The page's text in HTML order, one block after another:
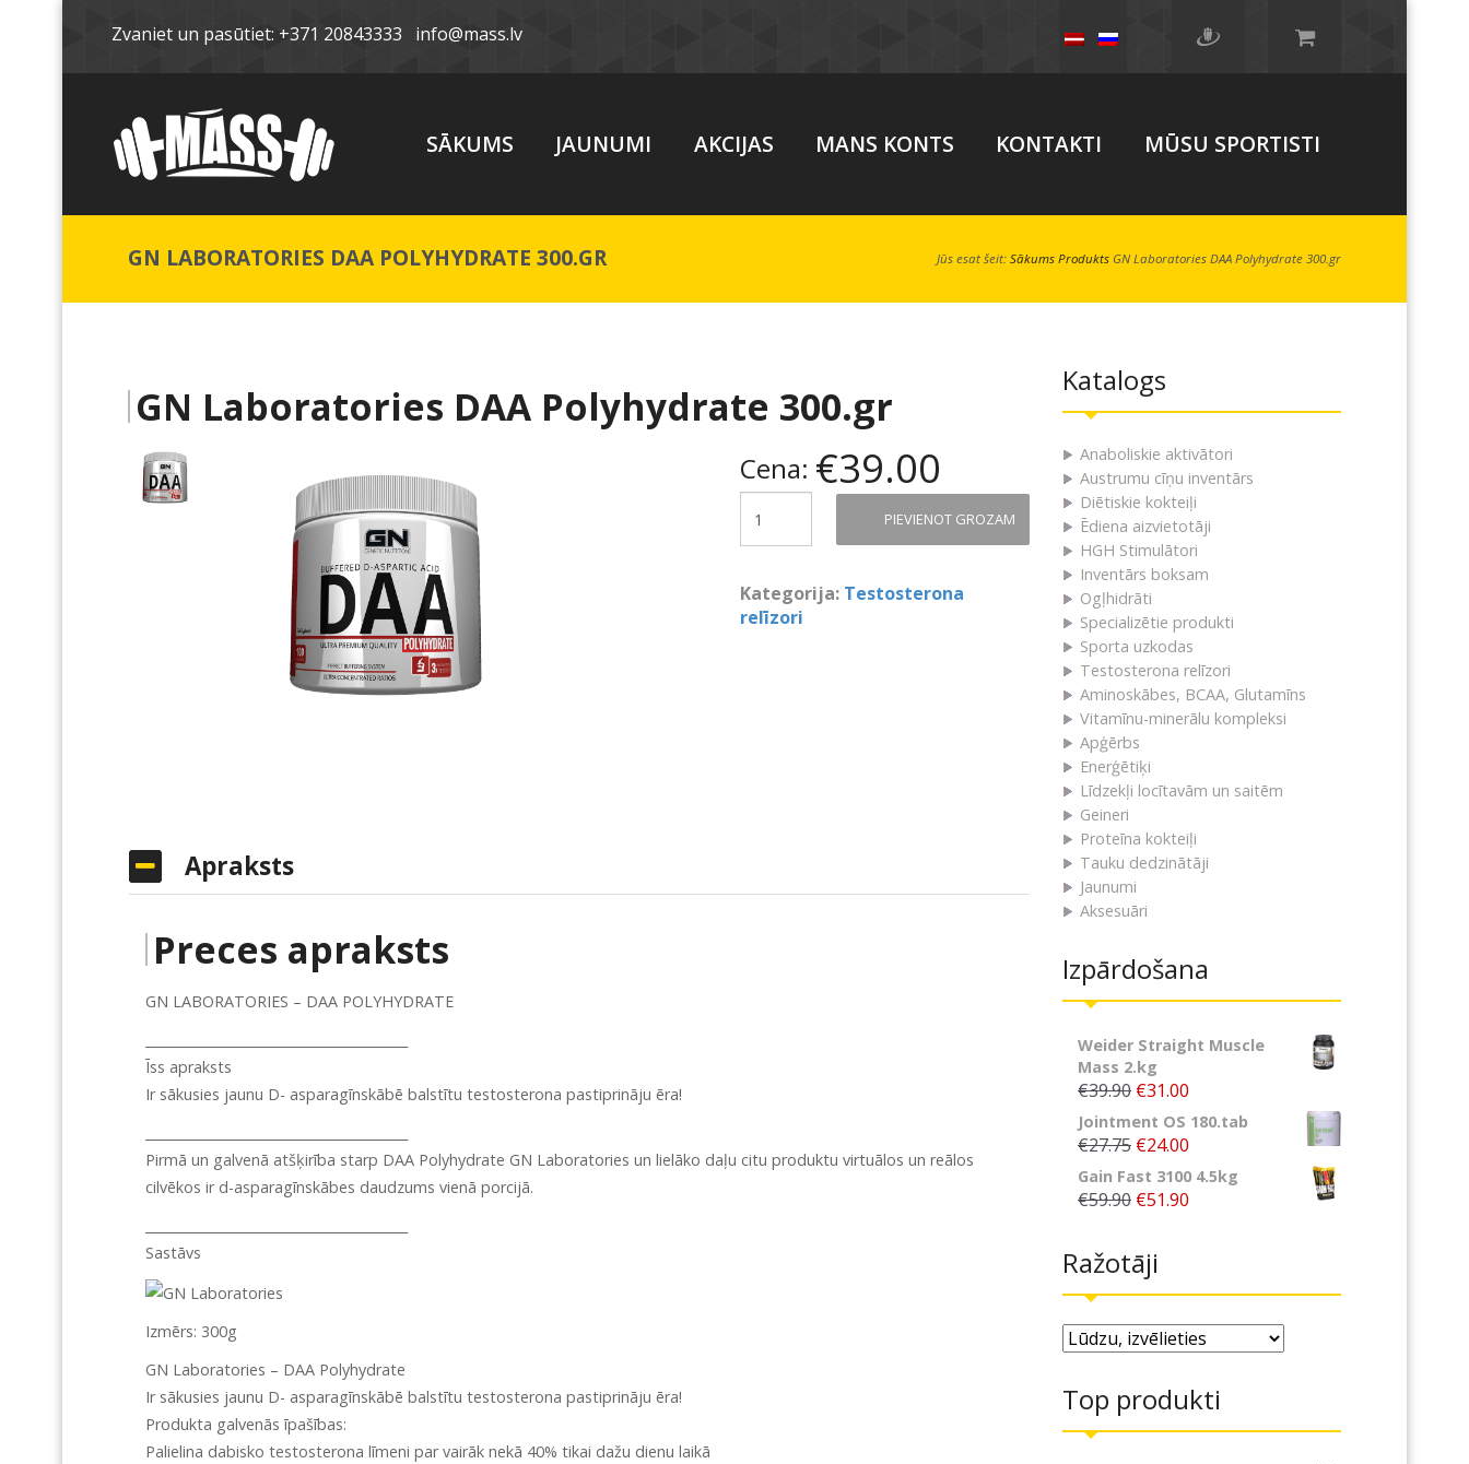
Zvaniet un pasūtiet: +371 20843333 info@mass.lv
SĀKUMS JAUNUMI AKCIJAS MANS KONTS KONTAKTI MŪSU SPORTISTI
GN LABORATORIES DAA POLYHYDRATE 300.GR Jūs esat šeit: Sākums Produkts GN Laboratories DAA Polyhydrate 300.gr
GN Laboratories DAA Polyhydrate 300.gr
Cena: €39.00
PIEVIENOT GROZAM
Kategorija: Testosterona
relīzori
Apraksts
Preces apraksts
GN LABORATORIES – DAA POLYHYDRATE
Īss apraksts
Ir sākusies jaunu D- asparagīnskābē balstītu testosterona pastiprināju ēra!
Pirmā un galvenā atšķirība starp DAA Polyhydrate GN Laboratories un lielāko daļu citu produktu virtuālos un reālos
cilvēkos ir d-asparagīnskābes daudzums vienā porcijā.
Sastāvs
Izmērs: 300g
GN Laboratories – DAA Polyhydrate
Ir sākusies jaunu D- asparagīnskābē balstītu testosterona pastiprināju ēra!
Produkta galvenās īpašības:
Palielina dabisko testosterona līmeni par vairāk nekā 40% tikai dažu dienu laikā
Katalogs
Anaboliskie aktivātori
Austrumu cīņu inventārs
Diētiskie kokteiļi
Ēdiena aizvietotāji
HGH Stimulātori
Inventārs boksam
Ogļhidrāti
Specializētie produkti
Sporta uzkodas
Testosterona relīzori
Aminoskābes, BCAA, Glutamīns
Vitamīnu-minerālu kompleksi
Apģērbs
Enerģētiķi
Līdzekļi locītavām un saitēm
Geineri
Proteīna kokteiļi
Tauku dedzinātāji
Jaunumi
Aksesuāri
Izpārdošana
Weider Straight Muscle
Mass 2.kg
€39.90 €31.00
Jointment OS 180.tab
€27.75 €24.00
Gain Fast 3100 4.5kg
€59.90 €51.90
Ražotāji
Top produkti